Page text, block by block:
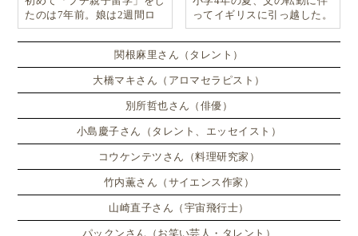
たのは7年前。娘は2週間ロ
ンドンのサマースクールに通
い、英語劇に挑戦したり、
ってイギリスに引っ越した。
関根麻里さん（タレント）
大橋マキさん（アロマセラピスト）
別所哲也さん（俳優）
小島慶子さん（タレント、エッセイスト）
コウケンテツさん（料理研究家）
竹内薫さん（サイエンス作家）
山崎直子さん（宇宙飛行士）
パックンさん（お笑い芸人・タレント）